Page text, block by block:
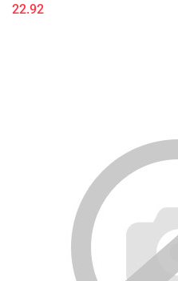
22.92